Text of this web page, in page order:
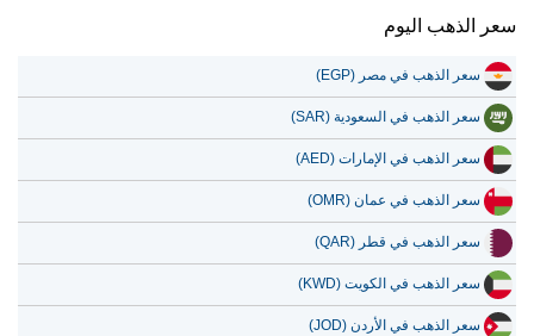
سعر الذهب اليوم
سعر الذهب في مصر (EGP)
سعر الذهب في السعودية (SAR)
سعر الذهب في الإمارات (AED)
سعر الذهب في عمان (OMR)
سعر الذهب في قطر (QAR)
سعر الذهب في الكويت (KWD)
سعر الذهب في الأردن (JOD)